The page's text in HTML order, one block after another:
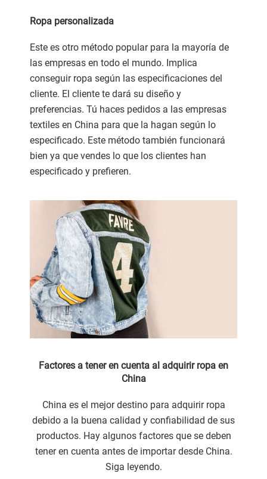
Ropa personalizada
Este es otro método popular para la mayoría de
las empresas en todo el mundo. Implica
conseguir ropa según las especificaciones del
cliente. El cliente te dará su diseño y
preferencias. Tú haces pedidos a las empresas
textiles en China para que la hagan según lo
especificado. Este método también funcionará
bien ya que vendes lo que los clientes han
especificado y prefieren.
Factores a tener en cuenta al adquirir ropa en
China
China es el mejor destino para adquirir ropa
debido a la buena calidad y confiabilidad de sus
productos. Hay algunos factores que se deben
tener en cuenta antes de importar desde China.
Siga leyendo.